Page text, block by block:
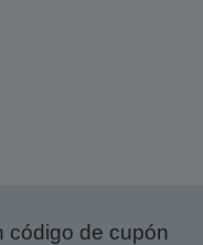
código de cupón